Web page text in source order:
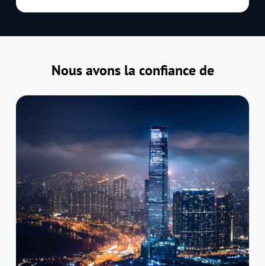
Nous avons la confiance de